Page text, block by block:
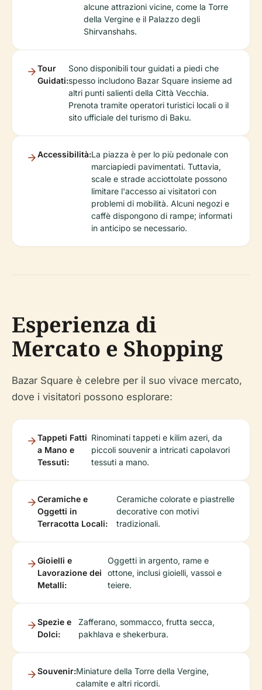
alcune attrazioni vicine, come la Torre
della Vergine e il Palazzo degli
Shirvanshahs.
Tour
Guidati:
Sono disponibili tour guidati a piedi che
spesso includono Bazar Square insieme ad
altri punti salienti della Città Vecchia.
Prenota tramite operatori turistici locali o il
sito ufficiale del turismo di Baku.
Accessibilità:La piazza è per lo più pedonale con
marciapiedi pavimentati. Tuttavia,
scale e strade acciottolate possono
limitare l'accesso ai visitatori con
problemi di mobilità. Alcuni negozi e
caffè dispongono di rampe; informati
in anticipo se necessario.
Esperienza di
Mercato e Shopping
Bazar Square è celebre per il suo vivace mercato,
dove i visitatori possono esplorare:
Tappeti Fatti
a Mano e
Tessuti:
Rinominati tappeti e kilim azeri, da
piccoli souvenir a intricati capolavori
tessuti a mano.
Ceramiche e
Oggetti in
Terracotta Locali:
Ceramiche colorate e piastrelle
decorative con motivi
tradizionali.
Gioielli e
Lavorazione dei
Metalli:
Oggetti in argento, rame e
ottone, inclusi gioielli, vassoi e
teiere.
Spezie e
Dolci:
Zafferano, sommacco, frutta secca,
pakhlava e shekerbura.
Souvenir:Miniature della Torre della Vergine,
calamite e altri ricordi.